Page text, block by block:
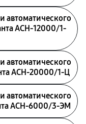
автоматического
АСН-12000/1-
автоматического
АСН-20000/1-Ц
автоматического
АСН-6000/3-ЭМ